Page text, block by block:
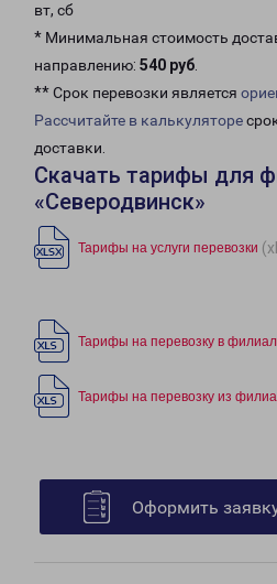
вт, сб
* Минимальная стоимость
направлению: 540 руб.
** Срок перевозки является
Рассчитайте в калькуляторе
доставки.
Скачать тарифы для
«Северодвинск»
Тарифы на услуги перевозки
Тарифы на перевозку в филиал
Тарифы на перевозку из
Оформить